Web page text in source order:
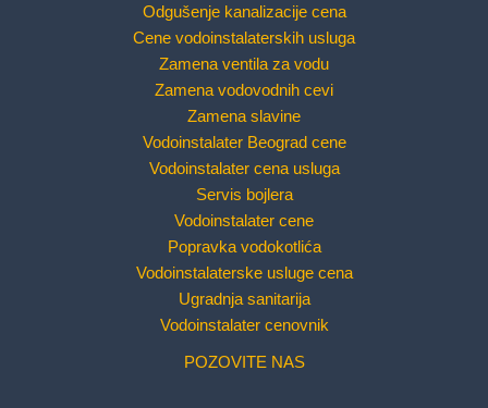
Odgušenje kanalizacije cena
Cene vodoinstalaterskih usluga
Zamena ventila za vodu
Zamena vodovodnih cevi
Zamena slavine
Vodoinstalater Beograd cene
Vodoinstalater cena usluga
Servis bojlera
Vodoinstalater cene
Popravka vodokotlića
Vodoinstalaterske usluge cena
Ugradnja sanitarija
Vodoinstalater cenovnik
POZOVITE NAS